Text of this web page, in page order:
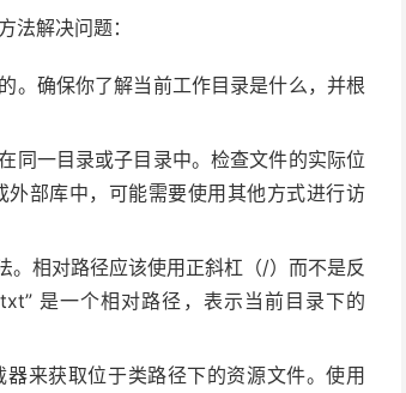
解决问题：
。确保你了解当前工作目录是什么，并根
同一目录或子目录中。检查文件的实际位
部库中，可能需要使用其他方式进行访
。相对路径应该使用正斜杠（/）而不是反
是一个相对路径，表示当前目录下的
来获取位于类路径下的资源文件。使用